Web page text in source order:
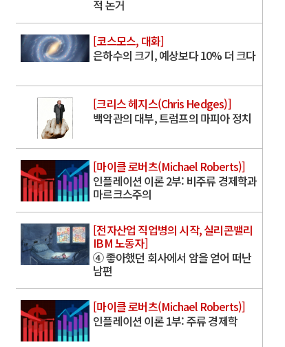
적 논거
[코스모스, 대화]
은하수의 크기, 예상보다 10% 더 크다
[크리스 헤지스(Chris Hedges)]
백악관의 대부, 트럼프의 마피아 정치
[마이클 로버츠(Michael Roberts)]
인플레이션 이론 2부: 비주류 경제학과
마르크스주의
[전자산업 직업병의 시작, 실리콘밸리
IBM 노동자]
④ 좋아했던 회사에서 암을 얻어 떠난
남편
[마이클 로버츠(Michael Roberts)]
인플레이션 이론 1부: 주류 경제학